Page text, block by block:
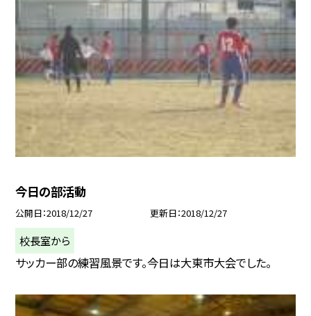
今日の部活動
公開日 2018/12/27 更新日 2018/12/27
校長室から
サッカー部の練習風景です。今日は大東市大会でした。